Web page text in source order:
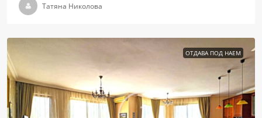
Татяна Николова
ОТДАВА ПОД НАЕМ